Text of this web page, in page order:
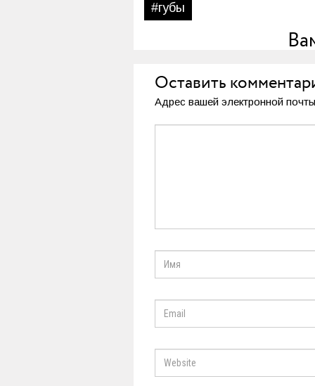
#губы
Оставить
Адрес вашей электронной